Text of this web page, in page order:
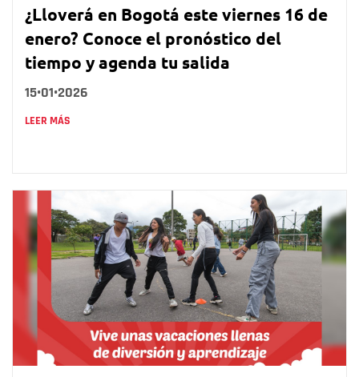
¿Lloverá en Bogotá este viernes 16 de
enero? Conoce el pronóstico del
tiempo y agenda tu salida
15•01•2026
LEER MÁS